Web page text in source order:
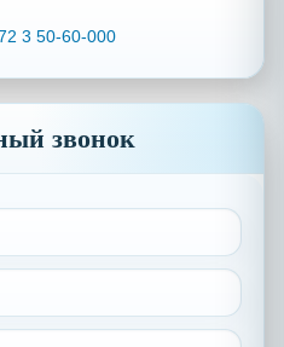
3 50-60-000
звонок